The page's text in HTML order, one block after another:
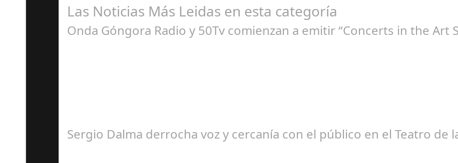
Las Noticias Más Leidas en esta categoría
Onda Góngora Radio y 50Tv comienzan a emitir “Concerts in the Art
Sergio Dalma derrocha voz y cercanía con el público en el Teatro de